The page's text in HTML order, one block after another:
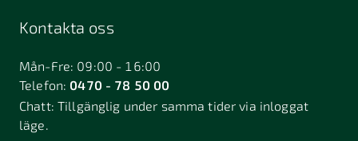
Kontakta oss
Mån-Fre: 09:00 - 16:00
Telefon:0470 - 78 50 00
Chatt:Tillgänglig under samma tider via inloggat
läge.